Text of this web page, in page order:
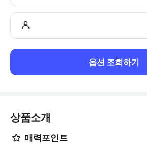
옵션 조회하기
상품소개
매력포인트